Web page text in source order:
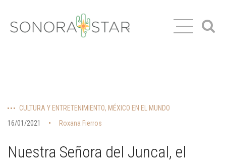
CULTURA Y ENTRETENIMIENTO, MÉXICO EN EL MUNDO
16/01/2021
Roxana Fierros
Nuestra Señora del Juncal, el